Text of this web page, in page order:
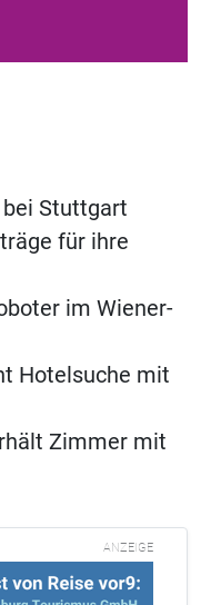
Stuttgart
für ihre
im Wiener-
Hotelsuche mit
Zimmer mit
ANZEIGE